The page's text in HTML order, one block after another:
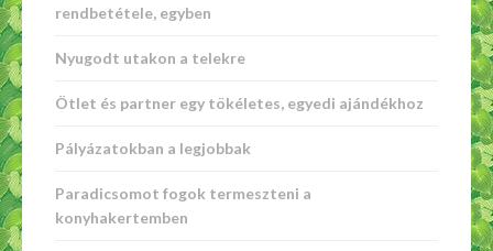
rendbetétele, egyben
Nyugodt utakon a telekre
Ötlet és partner egy tökéletes, egyedi ajándékhoz
Pályázatokban a legjobbak
Paradicsomot fogok termeszteni a
konyhakertemben